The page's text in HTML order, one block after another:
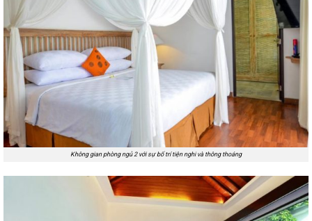
Không gian phòng ngủ 2 với sự bố trí tiện nghi và thông thoáng